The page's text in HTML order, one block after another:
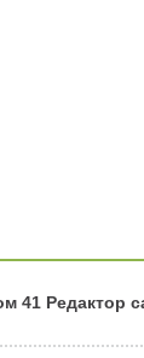
41 Редактор